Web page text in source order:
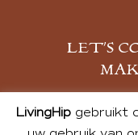
LET’S
LivingHipgebruikt